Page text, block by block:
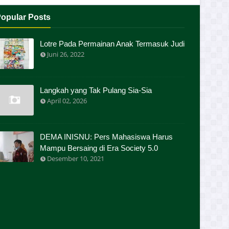
Posts
Lotre Pada Permainan Anak Termasuk Judi
Juni 26, 2022
Langkah yang Tak Pulang Sia-Sia
April 02, 2026
DEMA INISNU: Pers Mahasiswa Harus
Mampu Bersaing di Era Society 5.0
Desember 10, 2021